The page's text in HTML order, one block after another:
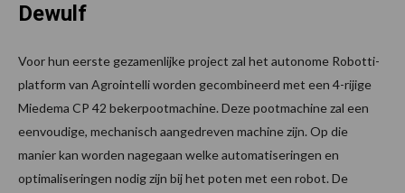
Dewulf
Voor hun eerste gezamenlijke project zal het autonome Robotti-
platform van Agrointelli worden gecombineerd met een 4-rijige
Miedema CP 42 bekerpootmachine. Deze pootmachine zal een
eenvoudige, mechanisch aangedreven machine zijn. Op die
manier kan worden nagegaan welke automatiseringen en
optimaliseringen nodig zijn bij het poten met een robot. De